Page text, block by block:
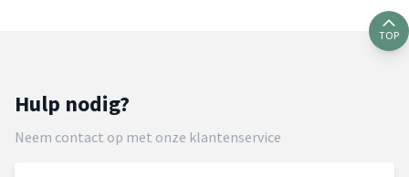
TOP
Hulp nodig?
Neem contact op met onze klantenservice